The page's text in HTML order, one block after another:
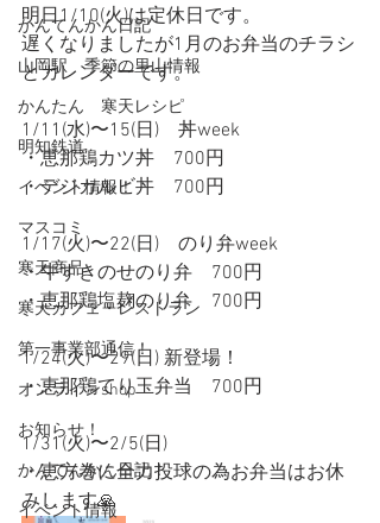
かんてんかん日記
山岡駅 季節の里山情報
かんたん 寒天レシピ
明知鉄道
イベント情報！
マスコミ
寒天商品
寒天カフェ・レストラン
第一事業部通信！
オンラインshop
お知らせ！
かんてんかん日記！
イベント情報
明日1/10(火)は定休日です。
遅くなりましたが1月のお弁当のチラシ
とカレンダーです。
1/11(水)〜15(日)　丼week
・恵那鶏カツ丼　700円
・デジカルビ丼　700円
1/17(火)〜22(日)　のり弁week
・牛すきのせのり弁　700円
・恵那鶏塩麹のり弁　700円
1/24(火)〜29(日) 新登場！
・恵那鶏てり玉弁当　700円
1/31(火)〜2/5(日)
・恵方巻に全力投球の為お弁当はお休
みします🙏